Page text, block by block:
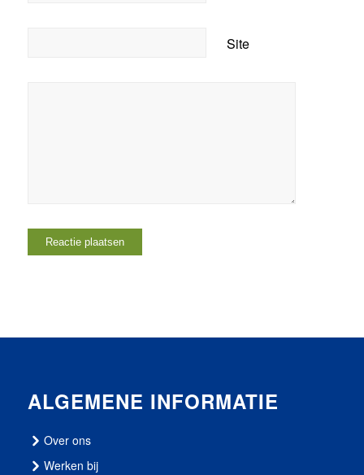
Site
ALGEMENE INFORMATIE
Over ons
Werken bij